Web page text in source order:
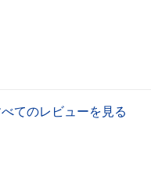
てのレビューを見る